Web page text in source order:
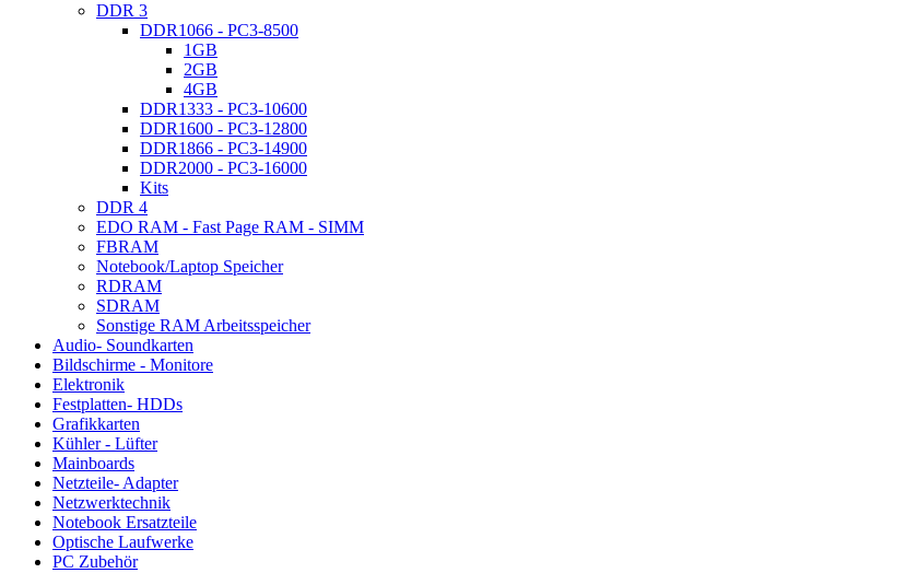
DDR 3
DDR1066 - PC3-8500
1GB
2GB
4GB
DDR1333 - PC3-10600
DDR1600 - PC3-12800
DDR1866 - PC3-14900
DDR2000 - PC3-16000
Kits
DDR 4
EDO RAM - Fast Page RAM - SIMM
FBRAM
Notebook/Laptop Speicher
RDRAM
SDRAM
Sonstige RAM Arbeitsspeicher
Audio- Soundkarten
Bildschirme - Monitore
Elektronik
Festplatten- HDDs
Grafikkarten
Kühler - Lüfter
Mainboards
Netzteile- Adapter
Netzwerktechnik
Notebook Ersatzteile
Optische Laufwerke
PC Zubehör